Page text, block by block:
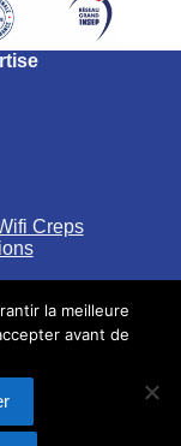
Creps
légales
la meilleure
avant de